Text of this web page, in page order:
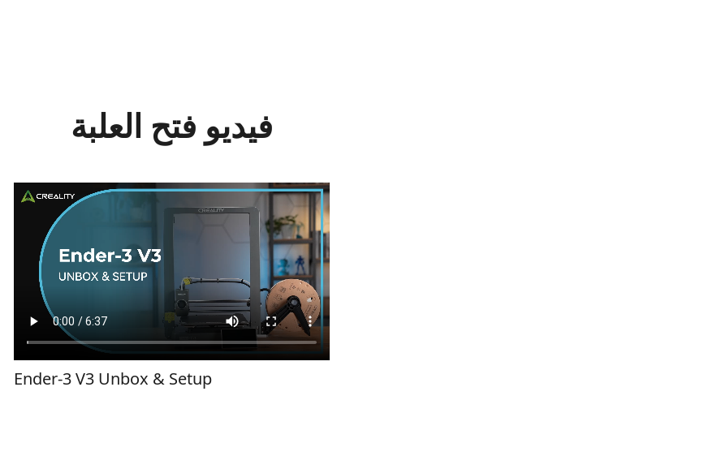
فيديو فتح العلبة
Ender-3 V3 Unbox & Setup